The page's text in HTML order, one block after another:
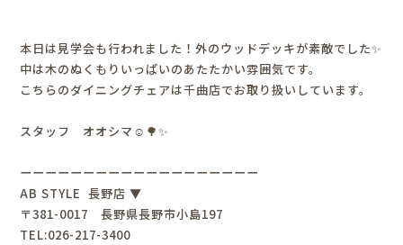
本日は見学会も行われました！外のウッドデッキが素敵でした✨
中は木のぬくもりいっぱいのあたたかい雰囲気です。
こちらのダイニングチェアは千曲店でお取り扱いしています。
スタッフ オオシマ☺︎🌳✨
ーーーーーーーーーーーーーーーーーーー
AB STYLE長野店 ▼
〒381-0017 長野県長野市小島197
TEL:026-217-3400